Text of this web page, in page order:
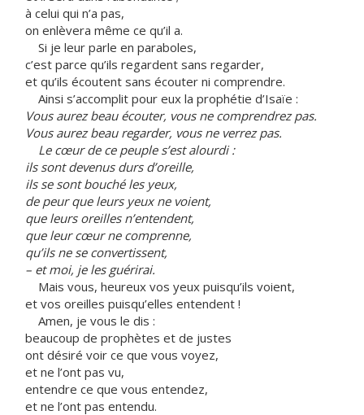
à celui qui n’a pas,
on enlèvera même ce qu’il a.
Si je leur parle en paraboles,
c’est parce qu’ils regardent sans regarder,
et qu’ils écoutent sans écouter ni comprendre.
Ainsi s’accomplit pour eux la prophétie d’Isaïe :
Vous aurez beau écouter, vous ne comprendrez pas.
Vous aurez beau regarder, vous ne verrez pas.
Le cœur de ce peuple s’est alourdi :
ils sont devenus durs d’oreille,
ils se sont bouché les yeux,
de peur que leurs yeux ne voient,
que leurs oreilles n’entendent,
que leur cœur ne comprenne,
qu’ils ne se convertissent,
– et moi, je les guérirai.
Mais vous, heureux vos yeux puisqu’ils voient,
et vos oreilles puisqu’elles entendent !
Amen, je vous le dis :
beaucoup de prophètes et de justes
ont désiré voir ce que vous voyez,
et ne l’ont pas vu,
entendre ce que vous entendez,
et ne l’ont pas entendu.